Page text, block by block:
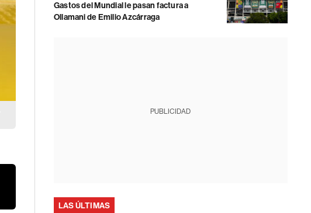
Gastos del Mundial le pasan factura a
Ollamani de Emilio Azcárraga
PUBLICIDAD
LAS ÚLTIMAS